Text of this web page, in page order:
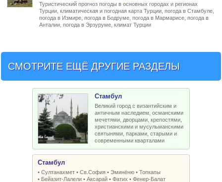
Туристический прогноз погоды в основных городах и регионах
Турции, климатическая и погодная карта Турции, погода в Стамбуле,
погода в Измире, погода в Бодруме, погода в Мармарисе, погода в
Анталии, погода в Эрзуруме, климат Турции
СМОТРИТЕ ЕЩЁ ДРУГИЕ РАЗДЕЛЫ
Стамбул
Великий город с византийским и
античным наследием, османскими
мечетями, дворцами, крепостями,
христианскими и мусульманскими
святынями, парками, старыми и
современными кварталами
Стамбул
• Султанахмет • Св.София • Эминёню • Топкапы
• Бейазит-Лалели • Аксарай • Фатих • Фенер-Балат